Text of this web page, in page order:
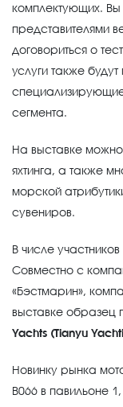
комплектующих.
представителями
договориться о
услуги также
сегмента.
На выставке
яхтинга, а также
морской
сувениров.
В числе
Совместно с
«Бэстмарин»,
выставке образец
Yachts (Tianyu
Новинку рынка
В066 в павильоне